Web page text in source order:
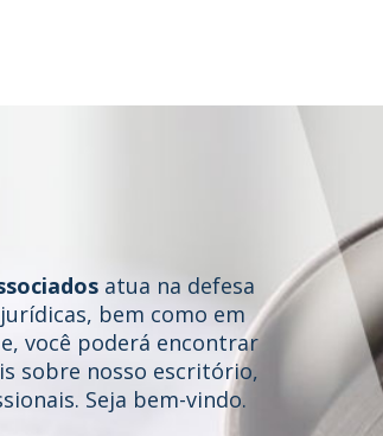
atua na defesa
bem como em
você poderá encontrar
sobre nosso escritório,
Seja bem-vindo.